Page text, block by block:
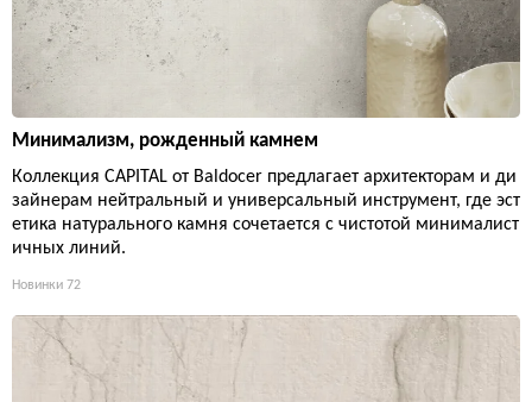
Минимализм, рожденный камнем
Коллекция CAPITAL от Baldocer предлагает архитекторам и ди
зайнерам нейтральный и универсальный инструмент, где эст
етика натурального камня сочетается с чистотой минималист
ичных линий.
Новинки 72